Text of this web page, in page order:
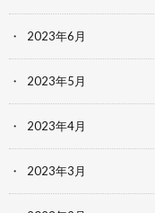
2023年6月
2023年5月
2023年4月
2023年3月